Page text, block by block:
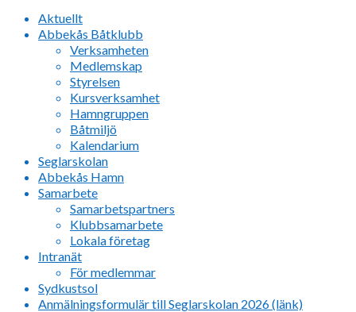
Aktuellt
Abbekås Båtklubb
Verksamheten
Medlemskap
Styrelsen
Kursverksamhet
Hamngruppen
Båtmiljö
Kalendarium
Seglarskolan
Abbekås Hamn
Samarbete
Samarbetspartners
Klubbsamarbete
Lokala företag
Intranät
För medlemmar
Sydkustsol
Anmälningsformulär till Seglarskolan 2026 (länk)